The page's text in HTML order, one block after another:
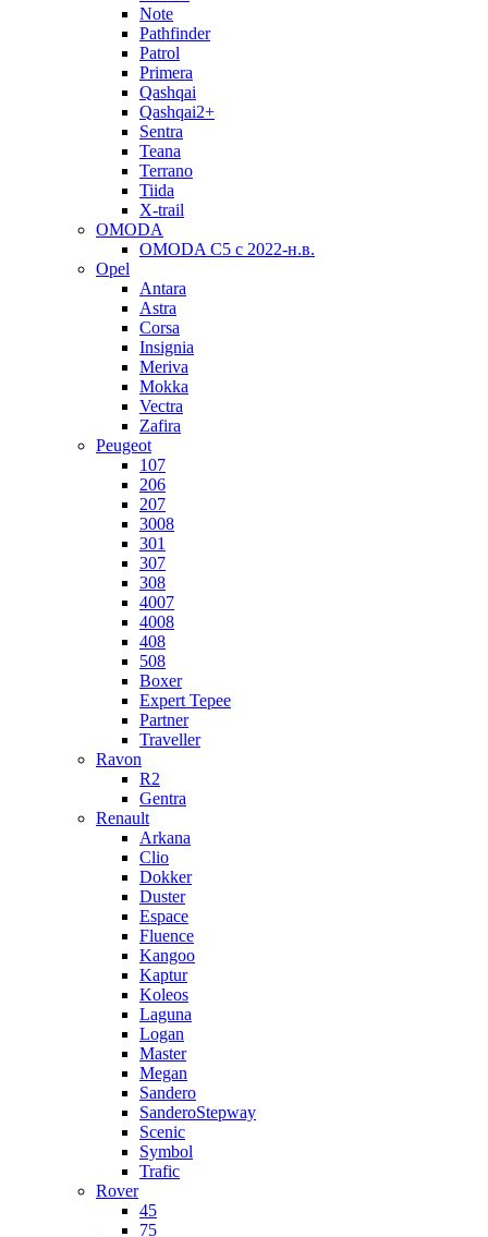
Note
Pathfinder
Patrol
Primera
Qashqai
Qashqai2+
Sentra
Teana
Terrano
Tiida
X-trail
OMODA
OMODA C5 c 2022-н.в.
Opel
Antara
Astra
Corsa
Insignia
Meriva
Mokka
Vectra
Zafira
Peugeot
107
206
207
3008
301
307
308
4007
4008
408
508
Boxer
Expert Tepee
Partner
Traveller
Ravon
R2
Gentra
Renault
Arkana
Clio
Dokker
Duster
Espace
Fluence
Kangoo
Kaptur
Koleos
Laguna
Logan
Master
Megan
Sandero
SanderoStepway
Scenic
Symbol
Trafic
Rover
45
75